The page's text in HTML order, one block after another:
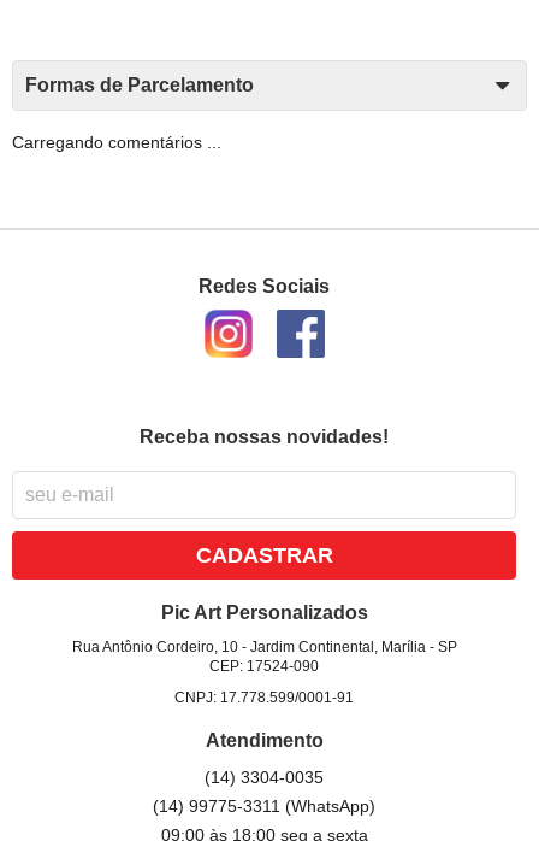
Formas de Parcelamento
Carregando comentários ...
Redes Sociais
Receba nossas novidades!
CADASTRAR
Pic Art Personalizados
Rua Antônio Cordeiro, 10- Jardim Continental, Marília- SP
CEP: 17524-090
CNPJ: 17.778.599/0001-91
Atendimento
(14) 3304-0035
(14) 99775-3311(WhatsApp)
09:00 às 18:00 seg a sexta